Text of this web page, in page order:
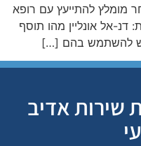
מומלץ להתייעץ עם רופא
אל אונליין מהו תוסף
להשתמש בהם […]
שירות אדיב